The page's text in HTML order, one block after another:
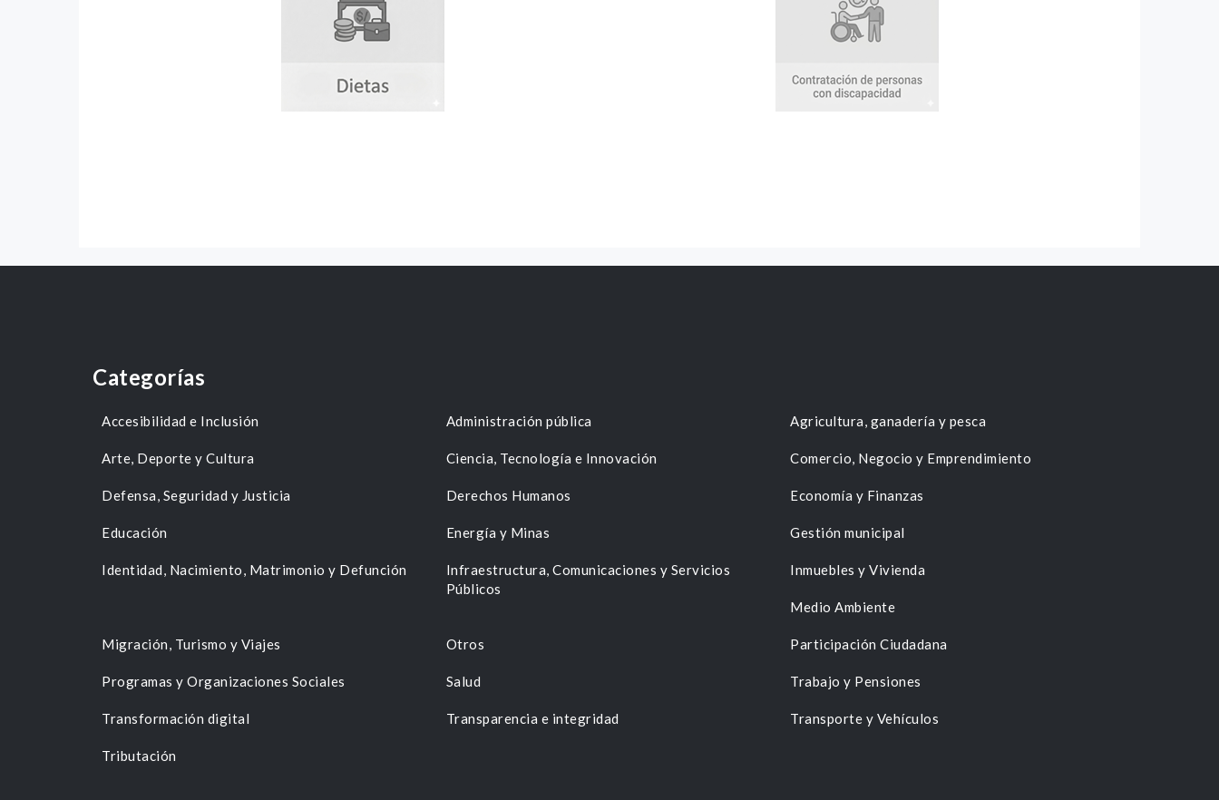
Categorías
Accesibilidad e Inclusión Administración pública Agricultura, ganadería y pesca
Arte, Deporte y Cultura Ciencia, Tecnología e Innovación Comercio, Negocio y Emprendimiento
Defensa, Seguridad y Justicia Derechos Humanos Economía y Finanzas
Educación Energía y Minas Gestión municipal
Identidad, Nacimiento, Matrimonio y Defunción
Infraestructura, Comunicaciones y Servicios
Públicos
Inmuebles y Vivienda
Medio Ambiente
Migración, Turismo y Viajes Otros Participación Ciudadana
Programas y Organizaciones Sociales Salud Trabajo y Pensiones
Transformación digital Transparencia e integridad Transporte y Vehículos
Tributación